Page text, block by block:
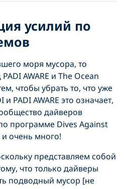
усилий по
моря мусора, то
AWARE и The Ocean
чтобы убрать то, что уже
PADI AWARE это означает,
дайверов
программе Dives Against
очень много!
представляем собой
что только дайверы
подводный мусор [не